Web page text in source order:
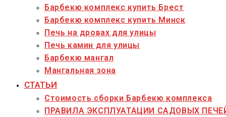
Барбекю комплекс купить Брест
Барбекю комплекс купить Минск
Печь на дровах для улицы
Печь камин для улицы
Барбекю мангал
Мангальная зона
СТАТЬИ
Стоимость сборки Барбекю комплекса
ПРАВИЛА ЭКСПЛУАТАЦИИ САДОВЫХ